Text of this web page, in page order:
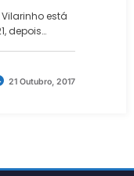
está
depois…
21 Outubro, 2017